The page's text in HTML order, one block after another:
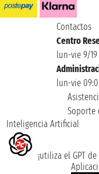
Contactos
Centro
lun-vie 9/
lun-vie
Soporte
Inteligencia Artificial
¡utiliza el GPT